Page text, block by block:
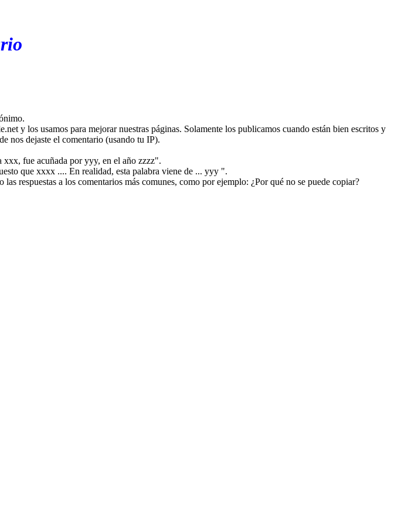
y los usamos para mejorar nuestras páginas. Solamente los publicamos cuando están bien escritos y
nos dejaste el comentario (usando tu IP).
fue acuñada por yyy, en el año zzzz".
que xxxx .... En realidad, esta palabra viene de ... yyy ".
respuestas a los comentarios más comunes, como por ejemplo: ¿Por qué no se puede copiar?